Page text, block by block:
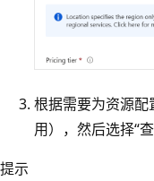
根据需要为资源
用），然后选择“查
提示